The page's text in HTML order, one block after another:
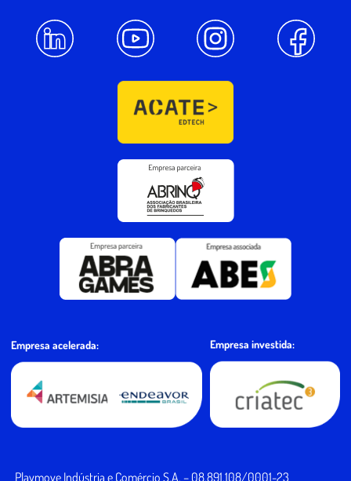
Empresa acelerada: Empresa investida:
Playmove Indústria e Comércio S.A. – 08.891.108/0001-23